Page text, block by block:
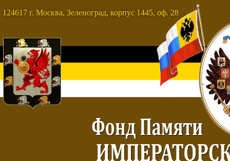
124617 г. Москва, Зеленоград, корпус 1445, оф. 28